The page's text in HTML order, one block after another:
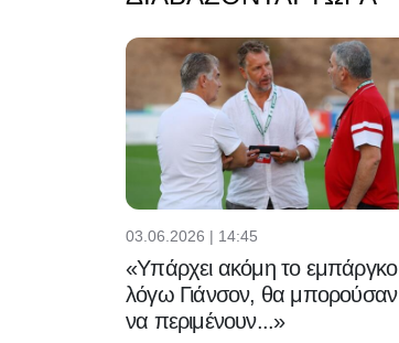
03.06.2026 | 14:45
«Υπάρχει ακόμη το εμπάργκο
λόγω Γιάνσον, θα μπορούσαν
να περιμένουν...»